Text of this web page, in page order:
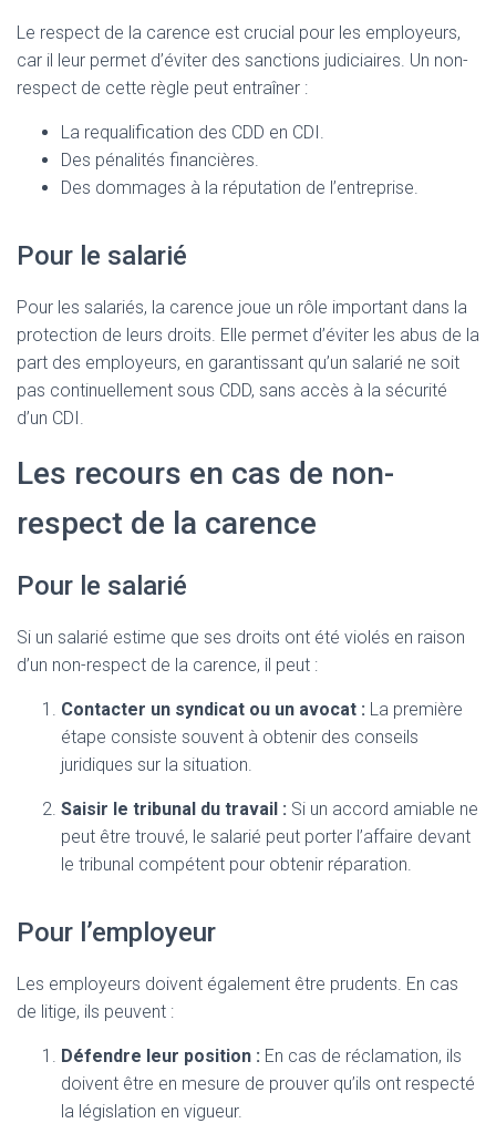
Le respect de la carence est crucial pour les employeurs,
car il leur permet d’éviter des sanctions judiciaires. Un non-
respect de cette règle peut entraîner :
La requalification des CDD en CDI.
Des pénalités financières.
Des dommages à la réputation de l’entreprise.
Pour le salarié
Pour les salariés, la carence joue un rôle important dans la
protection de leurs droits. Elle permet d’éviter les abus de la
part des employeurs, en garantissant qu’un salarié ne soit
pas continuellement sous CDD, sans accès à la sécurité
d’un CDI.
Les recours en cas de non-
respect de la carence
Pour le salarié
Si un salarié estime que ses droits ont été violés en raison
d’un non-respect de la carence, il peut :
Contacter un syndicat ou un avocat : La première
étape consiste souvent à obtenir des conseils
juridiques sur la situation.
Saisir le tribunal du travail : Si un accord amiable ne
peut être trouvé, le salarié peut porter l’affaire devant
le tribunal compétent pour obtenir réparation.
Pour l’employeur
Les employeurs doivent également être prudents. En cas
de litige, ils peuvent :
Défendre leur position : En cas de réclamation, ils
doivent être en mesure de prouver qu’ils ont respecté
la législation en vigueur.